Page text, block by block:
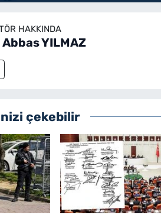
HAKKINDA
YILMAZ
çekebilir